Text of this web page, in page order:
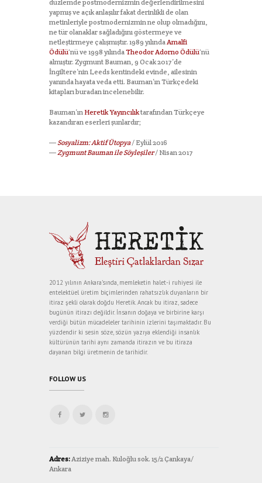
düzlemde postmodernizmin değerlendirilmesini
yapmış ve açık anlaşılır fakat derinlikli de olan
metinleriyle postmodernizmin ne olup olmadığını,
ne tür olanaklar sağladığını göstermeye ve
netleştirmeye çalışmıştır. 1989 yılında Amalfi
Ödülü‘nü ve 1998 yılında Theodor Adorno Ödülü‘nü
almıştır. Zygmunt Bauman, 9 Ocak 2017’de
İngiltere’nin Leeds kentindeki evinde, ailesinin
yanında hayata veda etti. Bauman’ın Türkçedeki
kitapları buradan incelenebilir.
Bauman’ın Heretik Yayıncılıktarafından Türkçeye
kazandıran eserleri şunlardır;
— Sosyalizm: Aktif Ütopya/ Eylül 2016
— Zygmunt Bauman ile Söyleşiler/ Nisan 2017
2012 yılının Ankara’sında, memleketin halet-i ruhiyesi ile
entelektüel üretim biçimlerinden rahatsızlık duyanların bir
itiraz şekli olarak doğdu Heretik. Ancak bu itiraz, sadece
bugünün itirazı değildir. İnsanın doğaya ve birbirine karşı
verdiği bütün mücadeleler tarihinin izlerini taşımaktadır. Bu
yüzdendir ki sesin söze, sözün yazıya eklendiği insanlık
kültürünün tarihi aynı zamanda itirazın ve bu itiraza
dayanan bilgi üretmenin de tarihidir.
FOLLOW US
Adres: Aziziye mah. Kuloğlu sok. 15/2 Çankaya/
Ankara